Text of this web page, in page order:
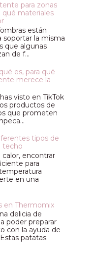
para zonas
qué materiales
están
soportar la misma
que algunas
de f...
es, para qué
merece la
visto en TikTok
productos de
que prometen
tipos de
techo
calor, encontrar
para
en una
en Thermomix
delicia de
poder preparar
con la ayuda de
patatas